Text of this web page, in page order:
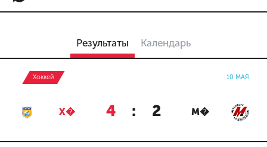
Результаты Календарь
Хоккей 10 МАЯ
Х� 4 : 2 М�